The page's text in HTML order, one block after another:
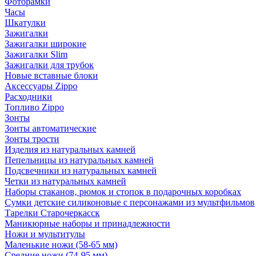
Часы
Шкатулки
Зажигалки
Зажигалки широкие
Зажигалки Slim
Зажигалки для трубок
Новые вставные блоки
Аксессуары Zippo
Расходники
Топливо Zippo
Зонты
Зонты автоматические
Зонты трости
Изделия из натуральных камней
Пепельницы из натуральных камней
Подсвечники из натуральных камней
Четки из натуральных камней
Наборы стаканов, рюмок и стопок в подарочных коробках
Сумки детские силиконовые с персонажами из мультфильмов
Тарелки Старочеркасск
Маникюрные наборы и принадлежности
Ножи и мультитулы
Маленькие ножи (58-65 мм)